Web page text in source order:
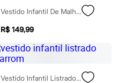
Vestido Infantil De Malha Manga Longa Floral Marrom
R$ 149,99
Vestido Infantil Listrado Marrom